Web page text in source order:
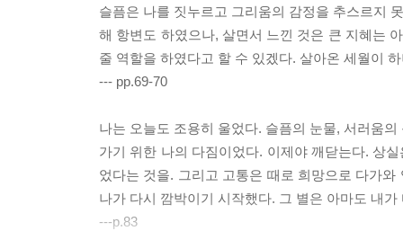
슬픔은 나를 짓누르고 그리움의 감정을 추스르지
해 항변도 하였으나, 살면서 느낀 것은 큰 지혜는
줄 역할을 하였다고 할 수 있겠다. 살아온 세월이
--- pp.69-70
나는 오늘도 조용히 울었다. 슬픔의 눈물, 서러움
가기 위한 나의 다짐이었다. 이제야 깨닫는다. 상
었다는 것을. 그리고 고통은 때로 희망으로 다가
나가 다시 깜박이기 시작했다. 그 별은 아마도 내
---p.83